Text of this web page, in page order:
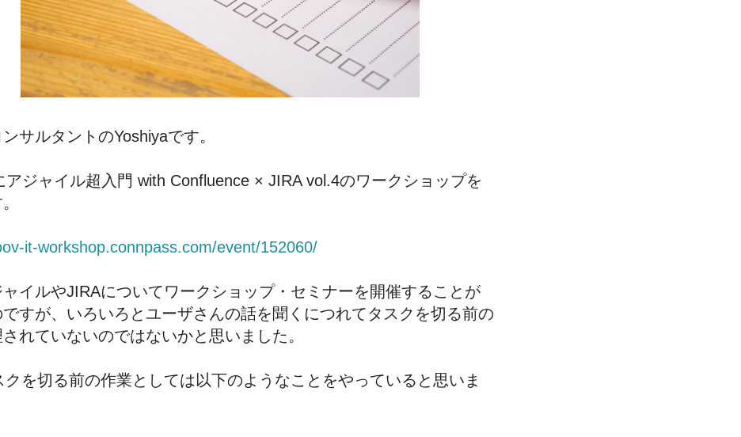
サルタントのYoshiyaです。
アジャイル超入門 with Confluence × JIRA vol.4のワークショップを
it-workshop.connpass.com/event/152060/
イルやJIRAについてワークショップ・セミナーを開催することが
すが、いろいろとユーザさんの話を聞くにつれてタスクを切る前の
れていないのではないかと思いました。
クを切る前の作業としては以下のようなことをやっていると思いま